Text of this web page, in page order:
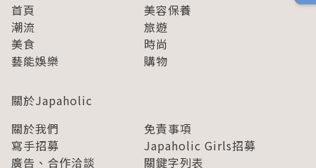
首頁
美容保養
潮流
旅遊
美食
時尚
藝能娛樂
購物
關於Japaholic
關於我們
免責事項
寫手招募
Japaholic Girls招募
廣告、合作洽談
關鍵字列表